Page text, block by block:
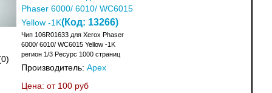
Phaser 6000/ 6010/ WC6015
Yellow -1K(Код: 13266)
Чип 106R01633 для Xerox Phaser
6000/ 6010/ WC6015 Yellow -1K
регион 1/3 Ресурс 1000 страниц
Производитель: Apex
Цена: от 100 руб